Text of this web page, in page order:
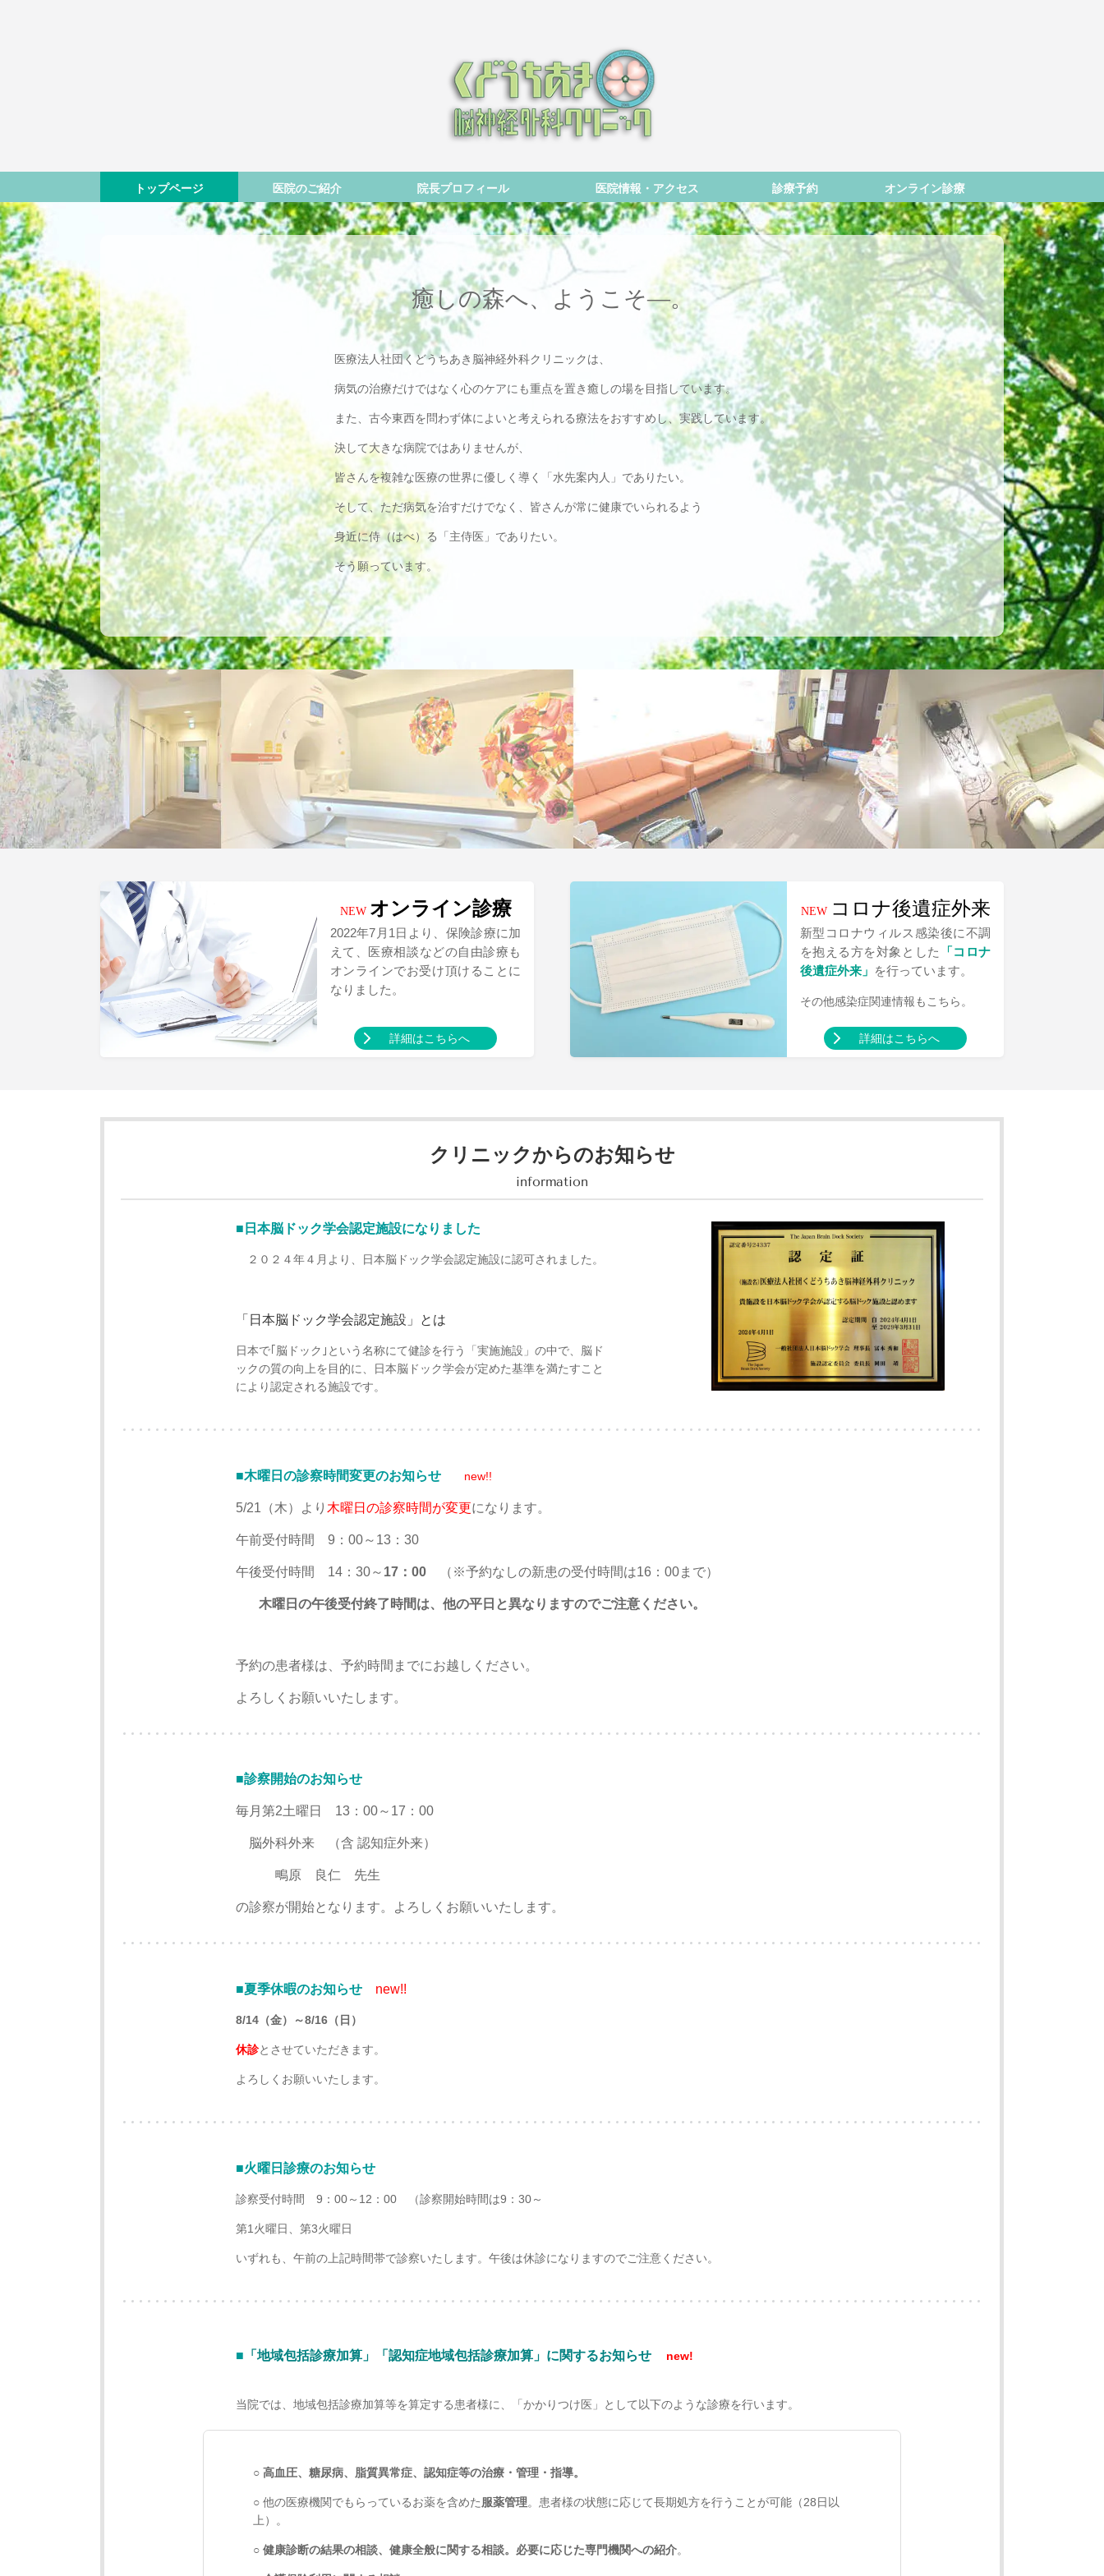
トップページ 医院のご紹介 院長プロフィール 医院情報・アクセス 診療予約 オンライン診療
癒しの森へ、ようこそ―。
医療法人社団くどうちあき脳神経外科クリニックは、
病気の治療だけではなく心のケアにも重点を置き癒しの場を目指しています。
また、古今東西を問わず体によいと考えられる療法をおすすめし、実践しています。
決して大きな病院ではありませんが、
皆さんを複雑な医療の世界に優しく導く「水先案内人」でありたい。
そして、ただ病気を治すだけでなく、皆さんが常に健康でいられるよう
身近に侍（はべ）る「主侍医」でありたい。
そう願っています。
NEW オンライン診療
2022年7月 1日より、保険診療に加
えて、
医療相談などの自由診療も
オンラインでお受け頂けることに
なりました。
詳細はこちらへ
NEW コロナ後遺症外来
新型コロナウィルス感染後に不調
を抱える方を対象とした
「コロナ
後遺症外来」
を行っています。
その他感染症関連情報もこちら。
詳細はこちらへ
クリニックからのお知らせ
information
■日本脳ドック学会認定施設になりました
２０２４年４月より、日本脳ドック学会認定施設に認可されました。
「日本脳ドック学会認定施設」とは
日本で｢脳ドック｣という名称にて健診を行う「実施施設」の中で、脳ド
ックの質の向上を目的に、日本脳ドック学会が定めた基準を満たすこと
により認定される施設です。
■木曜日の診察時間変更のお知らせ new!!
5/21（木）より 木曜日の診察時間が変更になります。
午前受付時間 9：00～13：30
午後受付時間 14：30～ 17：00 （※予約なしの新患の受付時間は16：00まで）
木曜日の午後受付終了時間は、他の平日と異なりますのでご注意ください。
予約の患者様は、予約時間までにお越しください。
よろしくお願いいたします。
■診察開始のお知らせ
毎月第2土曜日 13：00～17：00
脳外科外来 （含 認知症外来）
鴫原 良仁 先生
の診察が開始となります。よろしくお願いいたします。
■夏季休暇のお知らせ new!!
8/14（金）～8/16（日）
休診とさせていただきます。
よろしくお願いいたします。
■火曜日診療のお知らせ
診察受付時間 9：00～12：00 （診察開始時間は9：30～
第1火曜日、第3火曜日
いずれも、午前の上記時間帯で診察いたします。午後は休診になりますのでご注意ください。
■ 「地域包括診療加算」 「認知症地域包括診療加算」に関するお知らせ new!
当院では、地域包括診療加算等を算定する患者様に、「かかりつけ医」として以下のような診療を行います。
○ 高血圧、糖尿病、脂質異常症、認知症等の治療・管理・指導。
○ 他の医療機関でもらっているお薬を含めた服薬管理。患者様の状態に応じて長期処方を行うことが可能（28日以
上）。
○ 健康診断の結果の相談、健康全般に関する相談。必要に応じた専門機関への紹介。